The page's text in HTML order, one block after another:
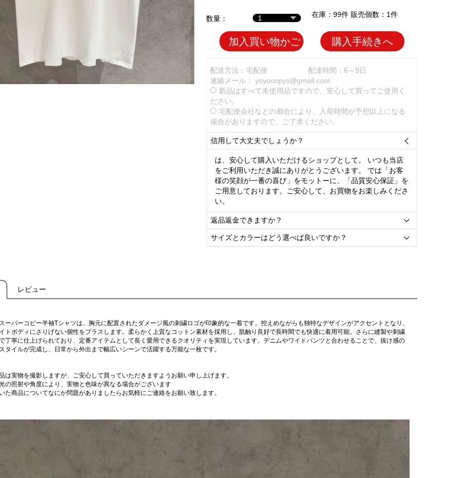
数量： 在庫：99件 販売個数：1件
加入買い物かご 購入手続きへ
配達方法：宅配便
配達時間：6～9日
連絡メール： yoyocopys@gmail.com
新品はすべて未使用品ですので、安心して買ってご使用く
ださい。
宅配便会社などの都合により、入荷時間が予想以上になる
場合がありますので、ご了承ください。
信用して大丈夫でしょうか？ 
は、安心して購入いただけるショップとして。 いつも当店
をご利用いただき誠にありがとうございます。 では「お客
様の笑顔が一番の喜び」をモットーに、「品質安心保証」を
ご用意しております。ご安心して、お買物をお楽しみくださ
い。
返品返金できますか？ 
サイズとカラーはどう選べば良いですか？ 
レビュー
ーパーコピー半袖Tシャツは、胸元に配置されたダメージ風の刺繍ロゴが印象的な一着です。控えめながらも独特なデザインがアクセントとなり、
トボディにさりげない個性をプラスします。柔らかく上質なコットン素材を採用し、肌触り良好で長時間でも快適に着用可能。さらに縫製や刺繍
丁寧に仕上げられており、定番アイテムとして長く愛用できるクオリティを実現しています。デニムやワイドパンツと合わせることで、抜け感の
タイルが完成し、日常から外出まで幅広いシーンで活躍する万能な一枚です。
は実物を撮影しますが、ご安心して買っていただきますようお願い申し上げます。
の照射や角度により、実物と色味が異なる場合がございます
た商品についてなにか問題がありましたらお気軽にご連絡をお願い致します。